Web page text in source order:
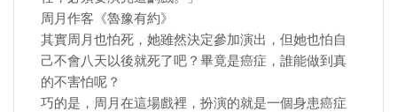
周月作客《魯豫有約》
​其實周月也怕死，她雖然決定參加演出，但她也怕自
己不會八天以後就死了吧？畢竟是癌症，誰能做到真
的不害怕呢？
巧的是，周月在這場戲裡，扮演的就是一個身患癌症